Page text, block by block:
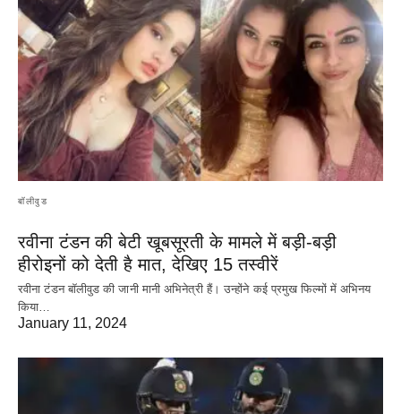
बॉलीवुड
रवीना टंडन की बेटी खूबसूरती के मामले में बड़ी-बड़ी
हीरोइनों को देती है मात, देखिए 15 तस्वीरें
रवीना टंडन बॉलीवुड की जानी मानी अभिनेत्री हैं। उन्होंने कई प्रमुख फिल्मों में अभिनय
किया…
January 11, 2024